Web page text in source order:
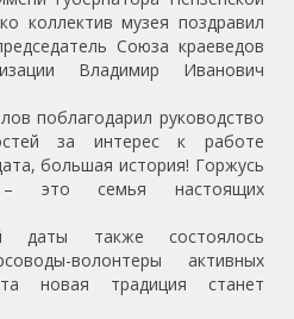
коллектив музея поздравил
Союза краеведов
Владимир Иванович
поблагодарил руководство
за интерес к работе
большая история! Горжусь
– это семья настоящих
даты также состоялось
волонтеры активных
новая традиция станет